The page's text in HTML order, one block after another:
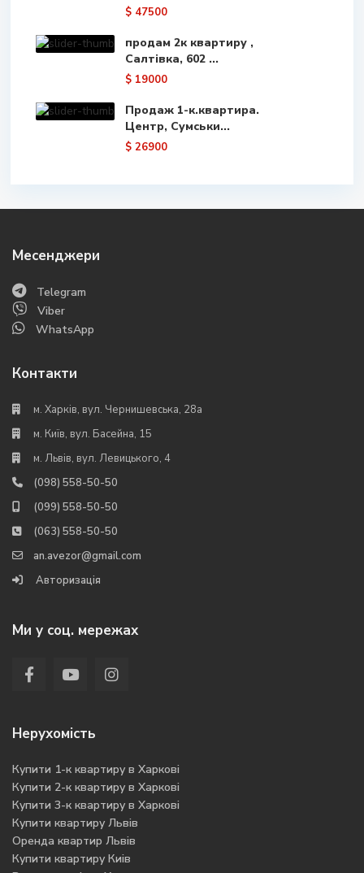
$ 47500
продам 2к квартиру ,
Салтівка, 602 ...
$ 19000
Продаж 1-к.квартира.
Центр, Сумськи...
$ 26900
Месенджери
Telegram
Viber
WhatsApp
Контакти
м. Харків, вул. Чернишевська, 28а
м. Київ, вул. Басейна, 15
м. Львів, вул. Левицького, 4
(098) 558-50-50
(099) 558-50-50
(063) 558-50-50
an.avezor@gmail.com
Авторизація
Ми у соц. мережах
Нерухомість
Купити 1-к квартиру в Харкові
Купити 2-к квартиру в Харкові
Купити 3-к квартиру в Харкові
Купити квартиру Львів
Оренда квартир Львів
Купити квартиру Киів